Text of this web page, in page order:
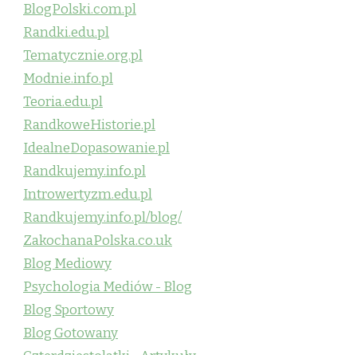
BlogPolski.com.pl
Randki.edu.pl
Tematycznie.org.pl
Modnie.info.pl
Teoria.edu.pl
RandkoweHistorie.pl
IdealneDopasowanie.pl
Randkujemy.info.pl
Introwertyzm.edu.pl
Randkujemy.info.pl/blog/
ZakochanaPolska.co.uk
Blog Mediowy
Psychologia Mediów - Blog
Blog Sportowy
Blog Gotowany